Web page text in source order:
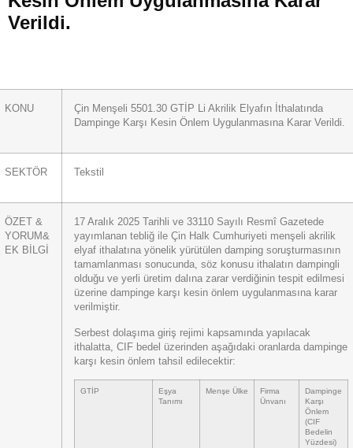
Verildi.
KONU
Çin Menşeli 5501.30 GTİP Li Akrilik Elyafın İthalatında
Dampinge Karşı Kesin Önlem Uygulanmasına Karar Verildi.
SEKTÖR Tekstil
ÖZET &
YORUM&
EK BİLGİ
17 Aralık 2025 Tarihli ve 33110 Sayılı Resmî Gazetede
yayımlanan tebliğ ile Çin Halk Cumhuriyeti menşeli akrilik
elyaf ithalatına yönelik yürütülen damping soruşturmasının
tamamlanması sonucunda, söz konusu ithalatın dampingli
olduğu ve yerli üretim dalına zarar verdiğinin tespit edilmesi
üzerine dampinge karşı kesin önlem uygulanmasına karar
verilmiştir.
Serbest dolaşıma giriş rejimi kapsamında yapılacak
ithalatta, CIF bedel üzerinden aşağıdaki oranlarda dampinge
karşı kesin önlem tahsil edilecektir:
GTİP
Eşya
Tanımı
Menşe Ülke
Firma
Ünvanı
Dampinge
Karşı
Önlem
(CIF
Bedelin
Yüzdesi)